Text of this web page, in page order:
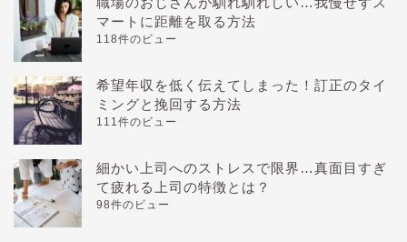
マートに距離を取る方法
118件のビュー
希望年収を低く伝えてしまった！訂正のタイ
ミングと挽回する方法
111件のビュー
細かい上司へのストレスで限界…真面目すぎ
て疲れる上司の特徴とは？
98件のビュー